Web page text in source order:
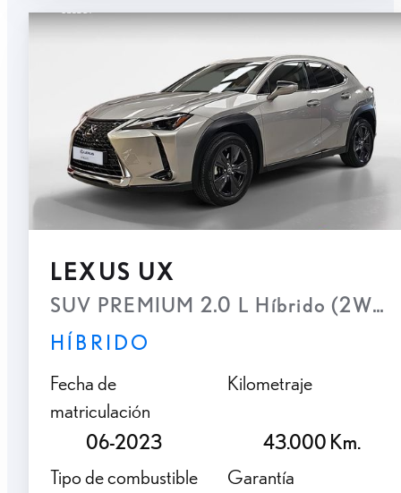
LEXUS UX
SUV PREMIUM 2.0 L Híbrido (2WD)
HÍBRIDO
Fecha de
matriculación
06-2023
Kilometraje
43.000 Km.
Tipo de combustible
Garantía